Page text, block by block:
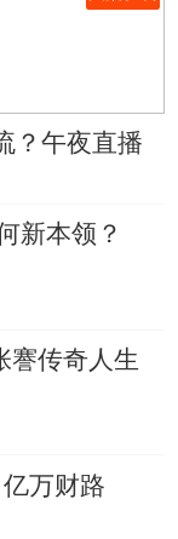
？午夜直播
新本领？
謇传奇人生
亿万财路